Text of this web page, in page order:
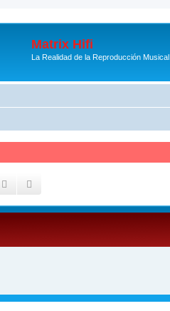
Matrix Hifi
La Realidad de la Reproducción Musical
Buscar